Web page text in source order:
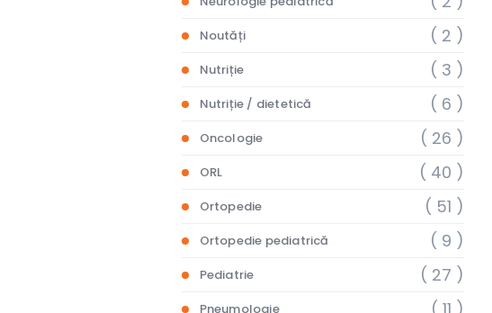
Noutăți ( 2 )
Nutriție ( 3 )
Nutriție / dietetică ( 6 )
Oncologie ( 26 )
ORL ( 40 )
Ortopedie ( 51 )
Ortopedie pediatrică ( 9 )
Pediatrie ( 27 )
Pneumologie ( 11 )